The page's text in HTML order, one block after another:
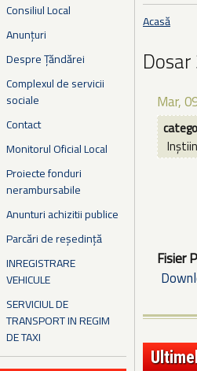
Consiliul Local
Anunțuri
Despre Țăndărei
Complexul de servicii
sociale
Contact
Monitorul Oficial Local
Proiecte fonduri
nerambursabile
Anunturi achizitii publice
Parcări de reședință
INREGISTRARE
VEHICULE
SERVICIUL DE
TRANSPORT IN REGIM
DE TAXI
Eşti aici
Acasă
Mar,
Fisier